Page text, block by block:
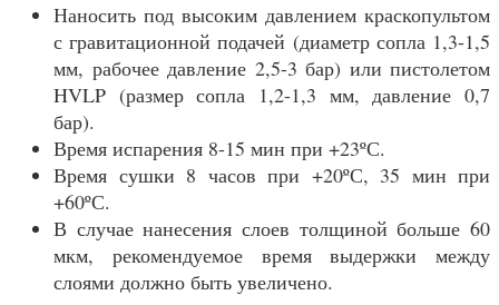
Наносить под высоким давлением краскопультом
с гравитационной подачей (диаметр сопла 1,3-1,5
мм, рабочее давление 2,5-3 бар) или пистолетом
HVLP (размер сопла 1,2-1,3 мм, давление 0,7
бар).
Время испарения 8-15 мин при +23ºС.
Время сушки 8 часов при +20ºС, 35 мин при
+60ºС.
В случае нанесения слоев толщиной больше 60
мкм, рекомендуемое время выдержки между
слоями должно быть увеличено.